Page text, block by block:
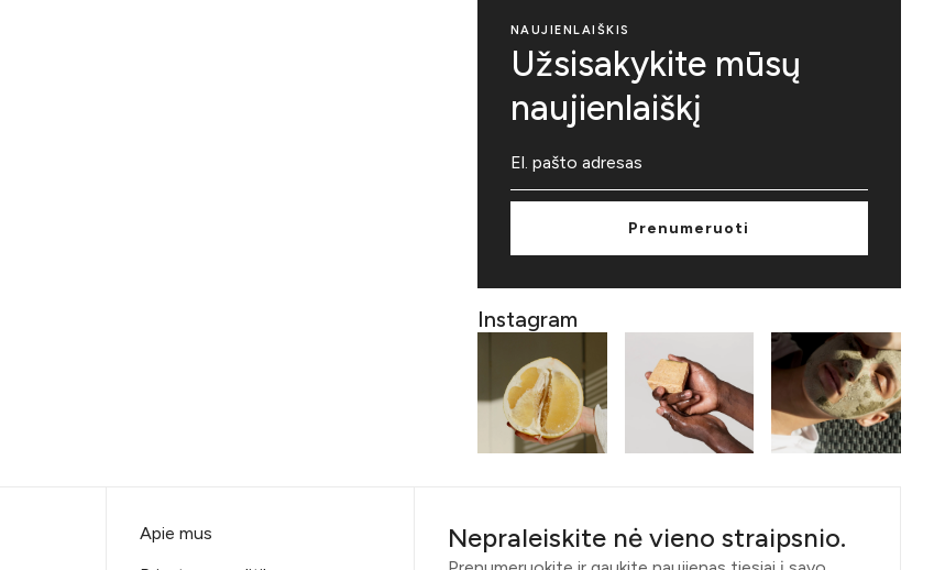
NAUJIENLAIŠKIS
Užsisakykite mūsų
naujienlaiškį
Prenumeruoti
Instagram
Apie mus
Nepraleiskite nė vieno straipsnio.